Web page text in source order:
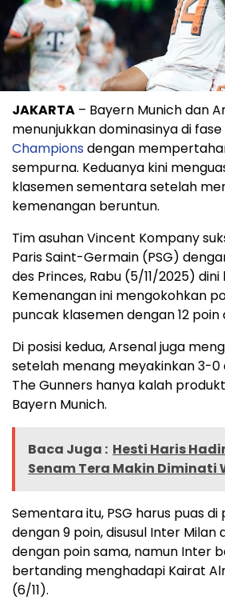
JAKARTA – Bayern Munich dan
menunjukkan dominasinya di
Champions dengan
sempurna. Keduanya kini
klasemen sementara setelah
kemenangan beruntun.
Tim asuhan Vincent Kompany
Paris Saint-Germain (PSG)
des Princes, Rabu (5/11/2025) dini
Kemenangan ini mengokohkan
puncak klasemen dengan 12
Di posisi kedua, Arsenal juga
setelah menang meyakinkan 3-0
The Gunners hanya kalah
Bayern Munich.
Baca Juga : Hesti Haris
Senam Tera Makin Diminati
Sementara itu, PSG harus puas
dengan 9 poin, disusul Inter Milan
dengan poin sama, namun Inter
bertanding menghadapi Kairat
(6/11).